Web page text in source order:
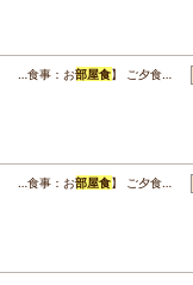
…食事：お部屋食】 ご夕食…
…食事：お部屋食】 ご夕食…